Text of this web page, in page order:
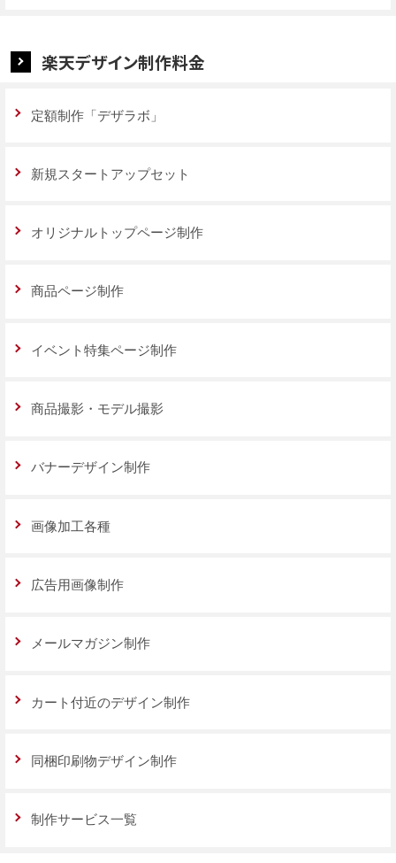
楽天デザイン制作料金
定額制作「デザラボ」
新規スタートアップセット
オリジナルトップページ制作
商品ページ制作
イベント特集ページ制作
商品撮影・モデル撮影
バナーデザイン制作
画像加工各種
広告用画像制作
メールマガジン制作
カート付近のデザイン制作
同梱印刷物デザイン制作
制作サービス一覧